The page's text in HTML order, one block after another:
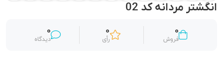
انگشتر مردانه کد 02
0
فروش
0
رأی
0
دیدگاه